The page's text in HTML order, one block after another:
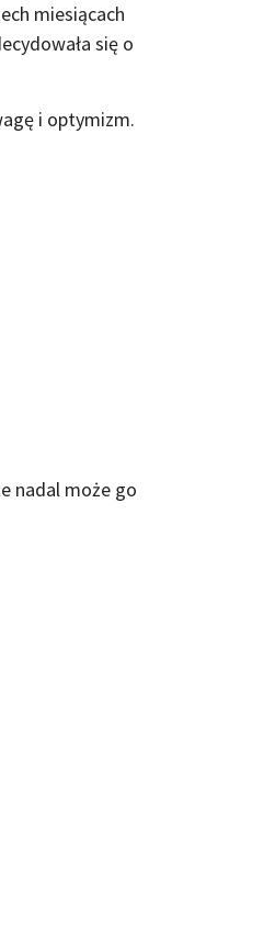
miesiącach
się o
i optymizm.
nadal może go